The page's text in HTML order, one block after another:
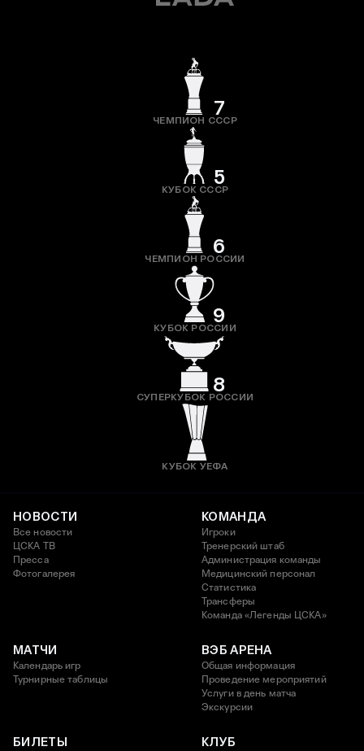
7
ЧЕМПИОН СССР
5
КУБОК СССР
6
ЧЕМПИОН РОССИИ
9
КУБОК РОССИИ
8
СУПЕРКУБОК РОССИИ
КУБОК УЕФА
НОВОСТИ
Все новости
ЦСКА ТВ
Пресса
Фотогалерея
КОМАНДА
Игроки
Тренерский штаб
Администрация команды
Медицинский персонал
Статистика
Трансферы
Команда «Легенды ЦСКА»
МАТЧИ
Календарь игр
Турнирные таблицы
ВЭБ АРЕНА
Общая информация
Проведение мероприятий
Услуги в день матча
Экскурсии
БИЛЕТЫ КЛУБ